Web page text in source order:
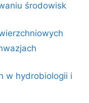
środowisk
w hydrobiologii i